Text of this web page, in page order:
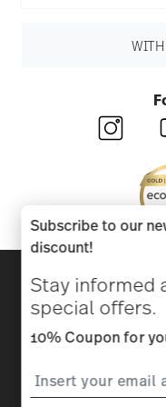
Beauty &
Homepage
Subscribe to our
discount!
Stay informed
special offers.
10% Coupon for